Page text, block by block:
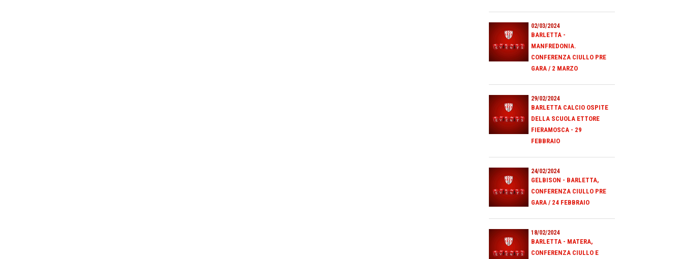
02/03/2024
BARLETTA -
MANFREDONIA.
CONFERENZA CIULLO PRE
GARA / 2 MARZO
29/02/2024
BARLETTA CALCIO OSPITE
DELLA SCUOLA ETTORE
FIERAMOSCA - 29
FEBBRAIO
24/02/2024
GELBISON - BARLETTA,
CONFERENZA CIULLO PRE
GARA / 24 FEBBRAIO
18/02/2024
BARLETTA - MATERA,
CONFERENZA CIULLO E